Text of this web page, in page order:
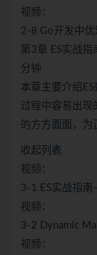
视频：
2-8 Go开发中
第3章 ES实战
分钟
本章主要介绍
过程中容易出现
的方方面面，为
收起列表
视频：
3-1 ES实战指南
视频：
3-2 Dynamic
视频：